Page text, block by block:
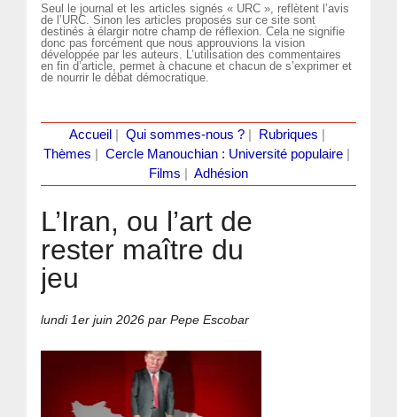
Seul le journal et les articles signés « URC », reflètent l’avis
de l’URC. Sinon les articles proposés sur ce site sont
destinés à élargir notre champ de réflexion. Cela ne signifie
donc pas forcément que nous approuvions la vision
développée par les auteurs. L’utilisation des commentaires
en fin d’article, permet à chacune et chacun de s’exprimer et
de nourrir le débat démocratique.
Accueil Qui sommes-nous ?| Rubriques
Thèmes
Cercle Manouchian : Université populaire
Films
Adhésion
L’Iran, ou l’art de
rester maître du
jeu
lundi 1er juin 2026 par Pepe Escobar